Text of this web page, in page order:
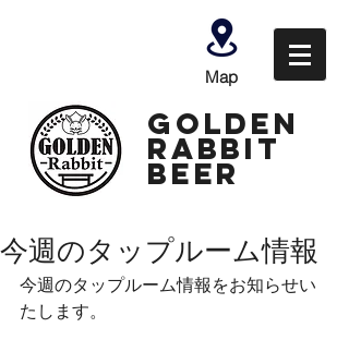
Map
GOLDEN
Rabbit
Beer
今週のタップルーム情報
今週のタップルーム情報をお知らせい
たします。